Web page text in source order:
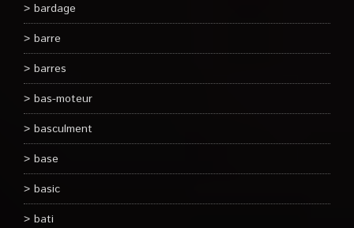
bardage
barre
barres
bas-moteur
basculment
base
basic
bati